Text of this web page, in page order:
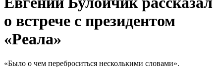
о встрече с президентом
«Реала»
«Было о чем переброситься несколькими словами».